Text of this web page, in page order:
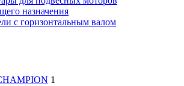
назначения
с горизонтальным валом
1